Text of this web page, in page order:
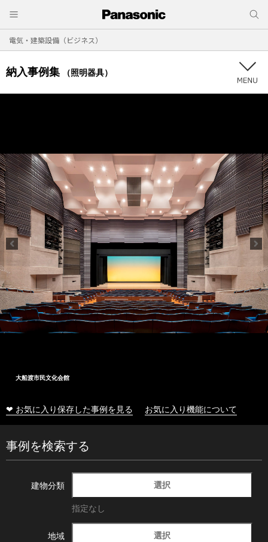
電気・建築設備（ビジネス）
納入事例集 （照明器具）
大船渡市民文化会館
❤ お気に入り保存した事例を見る お気に入り機能について
事例を検索する
建物分類 選択
指定なし
地域 選択